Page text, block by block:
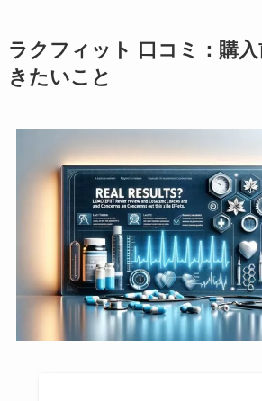
ラクフィット 口コミ：購
きたいこと